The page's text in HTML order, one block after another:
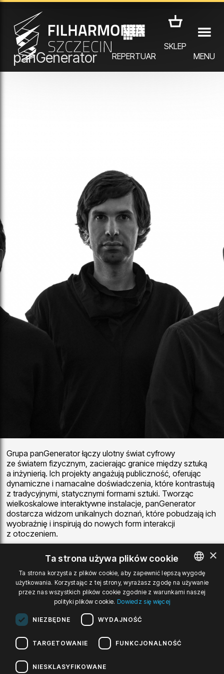
REPERTUAR
SKLEP
MENU
Polityka prywatności
Informacja o RODO
Standardy Ochrony Małoletnich
Deklaracja Dostępności Zarządzaj cookies
panGenerator
Grupa panGenerator łączy ulotny świat cyfrowy
ze światem fizycznym, zacierając granice między sztuką
a inżynierią. Ich projekty angażują publiczność, oferując
dynamiczne i namacalne doświadczenia, które kontrastują
z tradycyjnymi, statycznymi formami sztuki. Tworząc
wielkoskalowe interaktywne instalacje, panGenerator
dostarcza widzom unikalnych doznań, które pobudzają ich
wyobraźnię i inspirują do nowych form interakcji
z otoczeniem.
PanGenerator to grupa artystów i designerów nowych
mediów z Warszawy, działająca od 2010 roku. Kolektyw,
w którego skład wchodzą Krzysztof Cybulski, Krzysztof
Goliński i Jakub Koźniewski, jest znany
z eksperymentowania z technologiami i elektroniką,
tworząc nowe narzędzia ekspresji i komunikacji. Traktują
swoją twórczość jako laboratorium przyszłości, gdzie
sztuka nowych mediów służy jako platforma do testowania
przyszłościowych technologii.
Projekty panGenerator były wielokrotnie prezentowane
POLISH
×
Ta strona używa plików cookie
Ta strona korzysta z plików cookie, aby zapewnić lepszą wygodę
użytkowania. Korzystając z tej strony, wyrażasz zgodę na używanie
przez nas wszystkich plików cookie zgodnie z warunkami naszej
polityki plików cookie. Dowiedz się więcej
NIEZBĘDNE WYDAJNOŚĆ
TARGETOWANIE FUNKCJONALNOŚĆ
NIESKLASYFIKOWANE